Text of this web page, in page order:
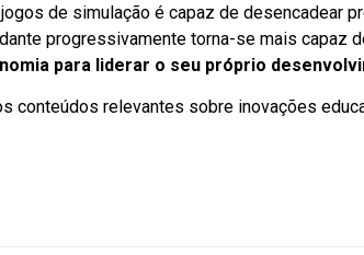
de simulação é capaz de desencadear
progressivamente torna-se mais capaz
para liderar o seu próprio
conteúdos relevantes sobre inovações